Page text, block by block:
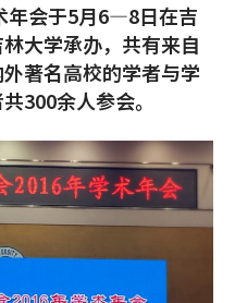
年会于5月6—8日在吉
大学承办，共有来自
著名高校的学者与学
300余人参会。